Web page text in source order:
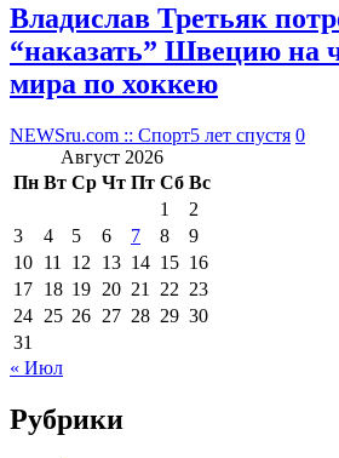
Владислав Третьяк
“наказать” Швецию на
мира по хоккею
NEWSru.com :: Спорт5 лет спустя 0
Август 2026
Пн Вт Ср Чт Пт Сб Вс
1
2
3
4 5 6 7 8
9
10 11 12 13 14 15 16
17 18 19 20 21 22 23
24 25 26 27 28 29 30
31
« Июл
Рубрики